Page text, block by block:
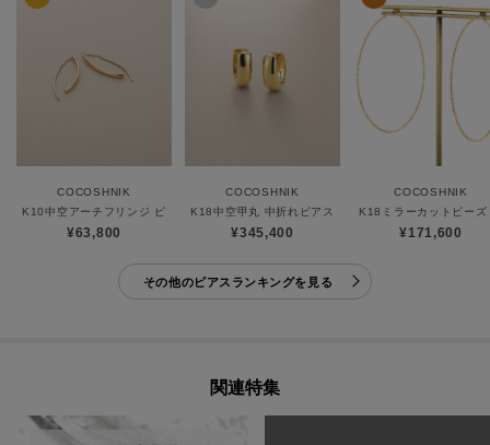
COCOSHNIK
K10中空アーチフリンジ ピアス小
¥63,800
COCOSHNIK
K18中空甲丸 中折れピアス
¥345,400
COCOSHNIK
K18ミラーカットビー
¥171,600
その他のピアスランキングを見る
関連特集